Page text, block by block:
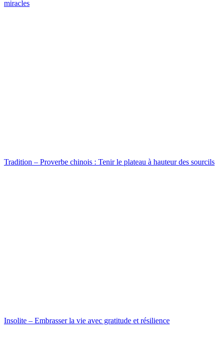
miracles
Tradition – Proverbe chinois : Tenir le plateau à hauteur des sourcils
Insolite – Embrasser la vie avec gratitude et résilience